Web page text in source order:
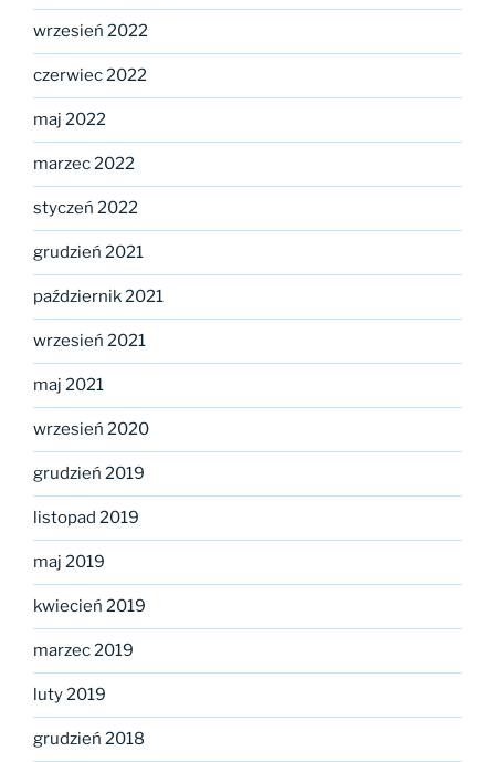
wrzesień 2022
czerwiec 2022
maj 2022
marzec 2022
styczeń 2022
grudzień 2021
październik 2021
wrzesień 2021
maj 2021
wrzesień 2020
grudzień 2019
listopad 2019
maj 2019
kwiecień 2019
marzec 2019
luty 2019
grudzień 2018